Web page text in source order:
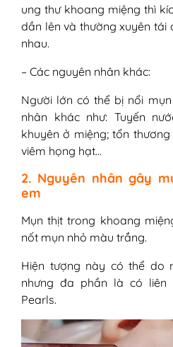
ung thư khoang miệng thì
dần lên và thường xuyên tái
nhau.
– Các nguyên nhân khác:
Người lớn có thể bị nổi
nhân khác như: Tuyến
khuyên ở miệng; tổn
viêm họng hạt…
2. Nguyên nhân gây
em
Mụn thịt trong khoang
nốt mụn nhỏ màu trắng.
Hiện tượng này có thể do
nhưng đa phần là có liên
Pearls.